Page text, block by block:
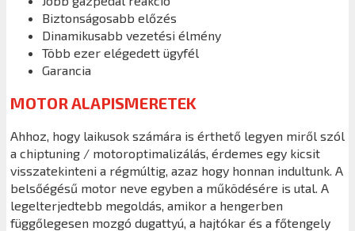
Biztonságosabb előzés
Dinamikusabb vezetési élmény
Több ezer elégedett ügyfél
Garancia
MOTOR ALAPISMERETEK
Ahhoz, hogy laikusok számára is érthető legyen miről szól
a chiptuning / motoroptimalizálás, érdemes egy kicsit
visszatekinteni a régmúltig, azaz hogy honnan indultunk. A
belsőégésű motor neve egyben a működésére is utal. A
legelterjedtebb megoldás, amikor a hengerben
függőlegesen mozgó dugattyú, a hajtókar és a főtengely